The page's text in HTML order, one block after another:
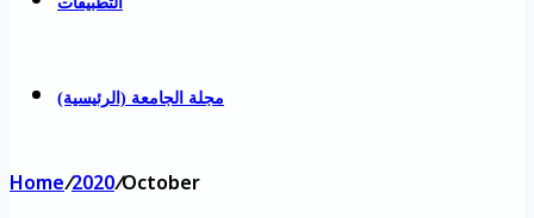
مجلة الجامعة (الرئيسية)
Home/2020/October